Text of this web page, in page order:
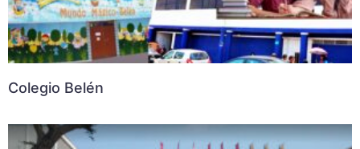
Colegio Belén